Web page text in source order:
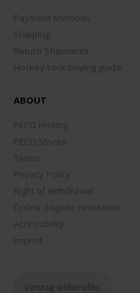
Payment Methods
Shipping
Return Shipments
Hockey stick buying guide
ABOUT
PECO History
PECO Stores
Terms
Privacy Policy
Right of withdrawal
Online dispute resolution
Accessibility
Imprint
Vertrag widerrufen